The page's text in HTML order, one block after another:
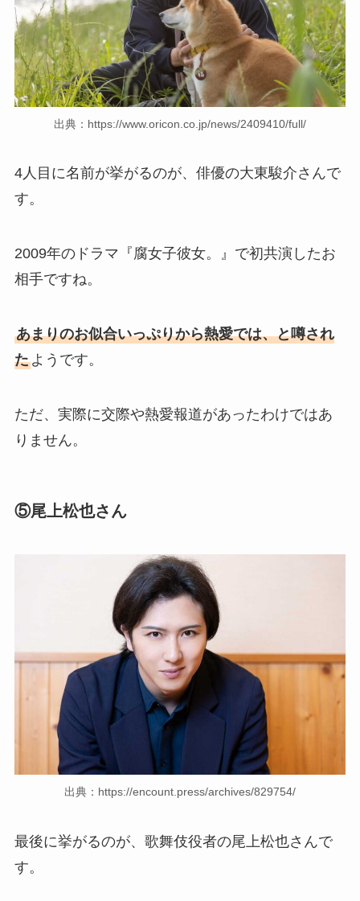
出典：https://www.oricon.co.jp/news/2409410/full/
4人目に名前が挙がるのが、俳優の大東駿介さんで
す。
2009年のドラマ『腐女子彼女。』で初共演したお
相手ですね。
あまりのお似合いっぷりから熱愛では、と噂され
たようです。
ただ、実際に交際や熱愛報道があったわけではあ
りません。
⑤尾上松也さん
出典：https://encount.press/archives/829754/
最後に挙がるのが、歌舞伎役者の尾上松也さんで
す。